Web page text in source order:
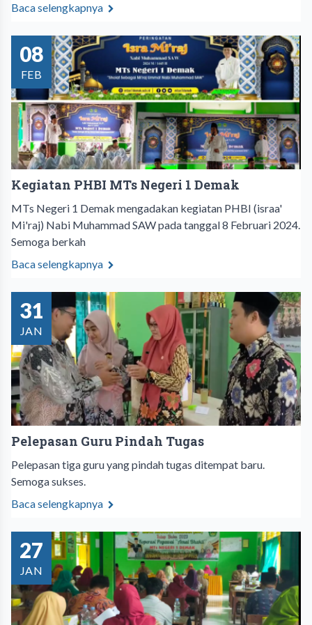
Baca selengkapnya
08
FEB
Kegiatan PHBI MTs Negeri 1 Demak
MTs Negeri 1 Demak mengadakan kegiatan PHBI (israa'
Mi'raj) Nabi Muhammad SAW pada tanggal 8 Februari 2024.
Semoga berkah
Baca selengkapnya
31
JAN
Pelepasan Guru Pindah Tugas
Pelepasan tiga guru yang pindah tugas ditempat baru.
Semoga sukses.
Baca selengkapnya
27
JAN